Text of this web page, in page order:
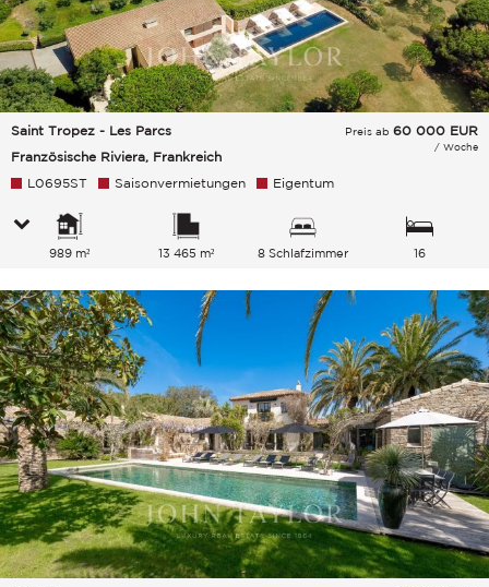
Saint Tropez - Les Parcs
Französische Riviera, Frankreich
Preis ab 60 000 EUR
/ Woche
L0695ST Saisonvermietungen Eigentum
989 m² 13 465 m² 8 Schlafzimmer
16